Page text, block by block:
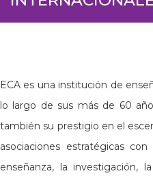
ECA es una institución de
lo largo de sus más de 60
también su prestigio en el
asociaciones estratégicas
enseñanza, la investigación,